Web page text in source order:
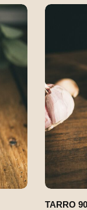
TARRO